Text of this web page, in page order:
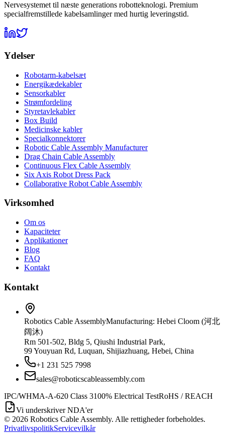
Nervesystemet til næste generations robotteknologi. Premium
specialfremstillede kabelsamlinger med hurtig leveringstid.
Ydelser
Robotarm-kabelsæt
Energikædekabler
Sensorkabler
Strømfordeling
Styretavlekabler
Box Build
Medicinske kabler
Specialkonnektorer
Robotic Cable Assembly Manufacturer
Drag Chain Cable Assembly
Continuous Flex Cable Assembly
Six Axis Robot Dress Pack
Collaborative Robot Cable Assembly
Virksomhed
Om os
Kapaciteter
Applikationer
Blog
FAQ
Kontakt
Kontakt
Robotics Cable AssemblyManufacturing: Hebei Cloom (河北
阔沐)
Rm 501-502, Bldg 5, Qiushi Industrial Park,
99 Youyuan Rd, Luquan, Shijiazhuang, Hebei, China
+1 231 525 7998
sales@roboticscableassembly.com
IPC/WHMA-A-620 Class 3100% Electrical TestRoHS / REACH
Vi underskriver NDA'er
© 2026 Robotics Cable Assembly. Alle rettigheder forbeholdes.
PrivatlivspolitikServicevilkår